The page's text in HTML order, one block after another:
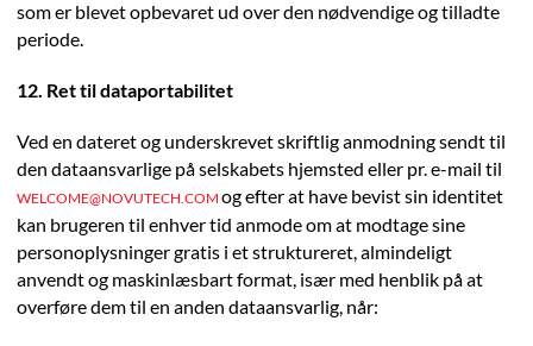
som er blevet opbevaret ud over den nødvendige og tilladte
periode.
12. Ret til dataportabilitet
Ved en dateret og underskrevet skriftlig anmodning sendt til
den dataansvarlige på selskabets hjemsted eller pr. e-mail til
WELCOME@NOVUTECH.COM og efter at have bevist sin identitet
kan brugeren til enhver tid anmode om at modtage sine
personoplysninger gratis i et struktureret, almindeligt
anvendt og maskinlæsbart format, især med henblik på at
overføre dem til en anden dataansvarlig, når: